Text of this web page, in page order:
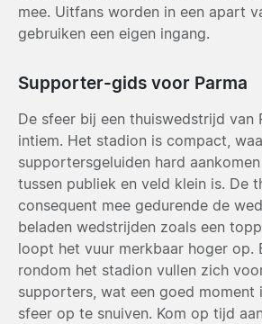
mee. Uitfans worden in een apart
gebruiken een eigen ingang.
Supporter-gids voor Parma
De sfeer bij een thuiswedstrijd van
intiem. Het stadion is compact,
supportersgeluiden hard
tussen publiek en veld klein is. De
consequent mee gedurende de
beladen wedstrijden zoals een
loopt het vuur merkbaar hoger op.
rondom het stadion vullen zich
supporters, wat een goed moment
sfeer op te snuiven. Kom op tijd